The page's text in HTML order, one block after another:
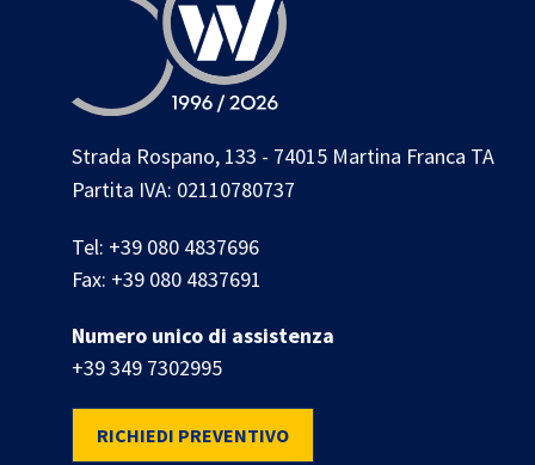
Strada Rospano, 133 - 74015 Martina Franca TA
Partita IVA: 02110780737
Tel: +39 080 4837696
Fax: +39 080 4837691
Numero unico di assistenza
+39 349 7302995
RICHIEDI PREVENTIVO